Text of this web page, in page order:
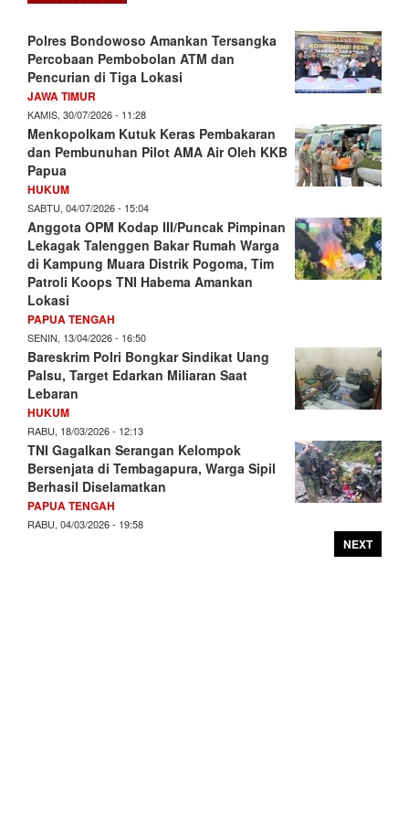
Polres Bondowoso Amankan Tersangka
Percobaan Pembobolan ATM dan
Pencurian di Tiga Lokasi
JAWA TIMUR
KAMIS, 30/07/2026 - 11:28
Menkopolkam Kutuk Keras Pembakaran
dan Pembunuhan Pilot AMA Air Oleh KKB
Papua
HUKUM
SABTU, 04/07/2026 - 15:04
Anggota OPM Kodap III/Puncak Pimpinan
Lekagak Talenggen Bakar Rumah Warga
di Kampung Muara Distrik Pogoma, Tim
Patroli Koops TNI Habema Amankan
Lokasi
PAPUA TENGAH
SENIN, 13/04/2026 - 16:50
Bareskrim Polri Bongkar Sindikat Uang
Palsu, Target Edarkan Miliaran Saat
Lebaran
HUKUM
RABU, 18/03/2026 - 12:13
TNI Gagalkan Serangan Kelompok
Bersenjata di Tembagapura, Warga Sipil
Berhasil Diselamatkan
PAPUA TENGAH
RABU, 04/03/2026 - 19:58
NEXT